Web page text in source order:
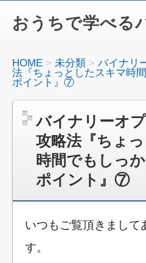
おうちで学べる
HOME 未分類
バイナリ
法『ちょっとしたスキマ時
ポイント』⑦
バイナリーオ
攻略法『ちょ
時間でもしっ
ポイント』⑦
いつもご覧頂きまして
す。